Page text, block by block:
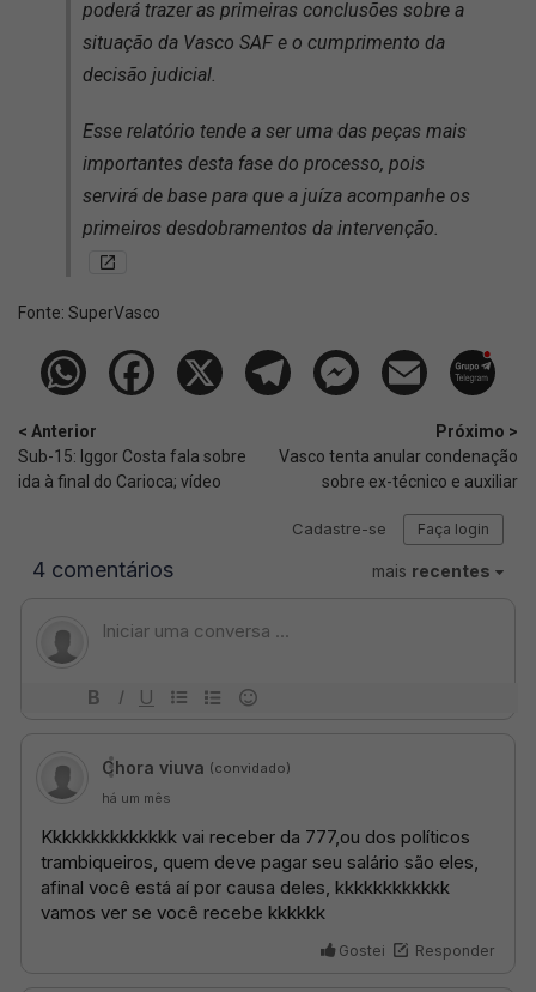
poderá trazer as primeiras conclusões sobre a
situação da Vasco SAF e o cumprimento da
decisão judicial.
Esse relatório tende a ser uma das peças mais
importantes desta fase do processo, pois
servirá de base para que a juíza acompanhe os
primeiros desdobramentos da intervenção.
Fonte: SuperVasco‎‎‎‎‎‎
< Anterior
Sub-15: Iggor Costa fala sobre
ida à final do Carioca; vídeo
Próximo >
Vasco tenta anular condenação
sobre ex-técnico e auxiliar